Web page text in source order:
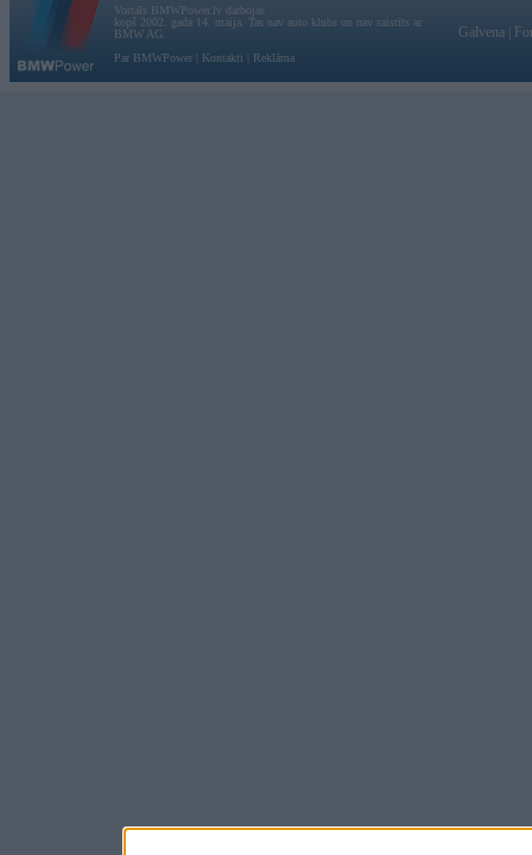
Vortāls BMWPower.lv darbojas
kopš 2002. gada 14. maija. Tas nav auto klubs un nav saistīts ar
BMW AG.
Par BMWPower
Kontakti Reklāma
Galvena